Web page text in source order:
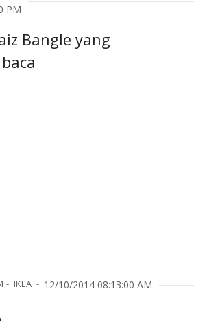
PM
Bangle yang
IKEA 12/10/2014 08:13:00 AM